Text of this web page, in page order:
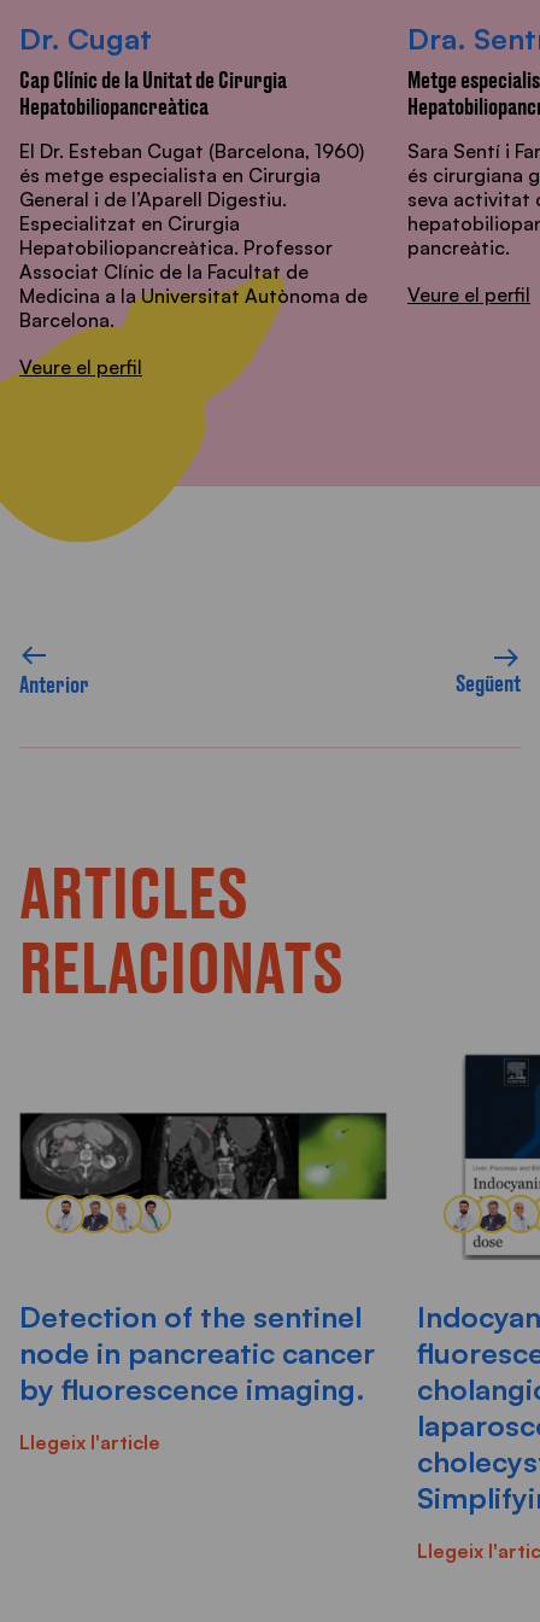
Dr. Cugat
Cap Clínic de la Unitat de Cirurgia
Hepatobiliopancreàtica
El Dr. Esteban Cugat (Barcelona, 1960)
és metge especialista en Cirurgia
General i de l’Aparell Digestiu.
Especialitzat en Cirurgia
Hepatobiliopancreàtica. Professor
Associat Clínic de la Facultat de
Medicina a la Universitat Autònoma de
Barcelona.
Veure el perfil
Dra.
Metge
Sara Sentí i
és cirurgiana
seva activitat
pancreàtic.
Veure el perfil
Anterior Següent
ARTICLES
RELACIONATS
Detection of the sentinel
node in pancreatic cancer
by fluorescence imaging.
Llegeix l'article
Llegeix